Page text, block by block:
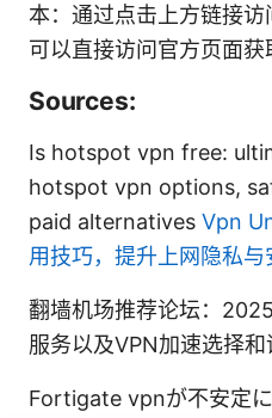
本：通过点击上方链接
可以直接访问官方页面获
Sources:
Is hotspot vpn free:
hotspot vpn options,
paid alternatives Vpn
用技巧，提升上网隐私与
翻墙机场推荐论坛：
服务以及VPN加速选择和
Fortigate vpnが不安定